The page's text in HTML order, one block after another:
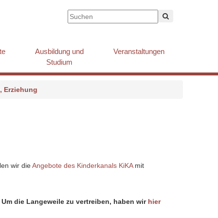
Ausbildung und
Studium
Veranstaltungen
Erziehung
wir dieAngebote des Kinderkanals KiKAmit
die Langeweile zu vertreiben, haben wir hier